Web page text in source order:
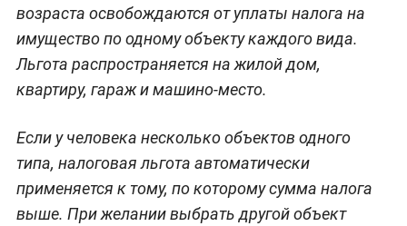
возраста освобождаются от уплаты налога на
имущество по одному объекту каждого вида.
Льгота распространяется на жилой дом,
квартиру, гараж и машино-место.
Если у человека несколько объектов одного
типа, налоговая льгота автоматически
применяется к тому, по которому сумма налога
выше. При желании выбрать другой объект